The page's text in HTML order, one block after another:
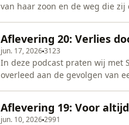
van haar zoon en de weg die
Aflevering 20: Verlies
jun. 17, 20263123
In deze podcast praten wij met
overleed aan de gevolgen van
Aflevering 19: Voor
jun. 10, 20262991